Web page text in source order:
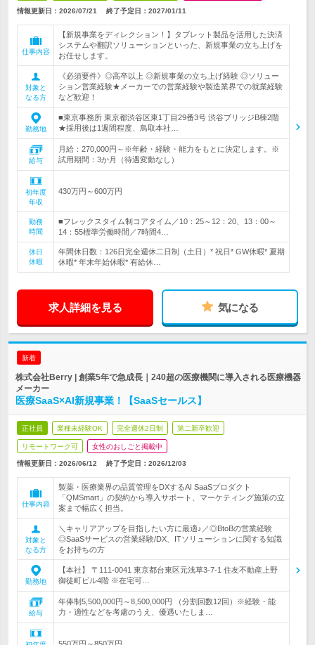
情報更新日：2026/07/21 終了予定日： 2027/01/11
仕事内容
【新規事業をディレクション！】タブレット製品を活用した決済
システムや翻訳ソリューションといった、新規事業の立ち上げを
お任せします。
対象と
なる方
《必須要件》◎高卒以上 ◎新規事業の立ち上げ経験 ◎ソリュー
ション営業経験★メーカーでの営業経験や製造業界での就業経験
など歓迎！
勤務地
■東京事務所 東京都渋谷区東1丁目29番3号 渋谷ブリッジB棟2階
★採用後は1週間程度、鳥取本社…
給与
月給：270,000円～※年齢・経験・能力をもとに決定します。※
試用期間：3か月（待遇変動なし）
初年度
年収
430万円～600万円
勤務
時間
■フレックスタイム制コアタイム／10：25～12：20、13：00～
14：55標準労働時間／7時間4…
休日
休暇
年間休日数：126日完全週休二日制（土日）* 祝日* GW休暇* 夏期
休暇* 年末年始休暇* 有給休…
求人詳細を見る 気になる
新着
株式会社Berry | 創業5年で急成長｜240超の医療機関に導入される医療機器
メーカー
医療SaaS×AI新規事業！【SaaSセールス】
正社員 業種未経験OK 完全週休2日制 第二新卒歓迎
リモートワーク可 女性のおしごと掲載中
情報更新日：2026/06/12 終了予定日： 2026/12/03
仕事内容
製薬・医療業界の品質管理をDXするAI SaaSプロダクト
「QMSmart」の契約から導入サポート、マーケティング施策の立
案まで幅広く担当。
対象と
なる方
＼キャリアアップを目指したい方に最適♪／◎BtoBの営業経験
◎SaaSサービスの営業経験/DX、ITソリューションに関する知識
をお持ちの方
勤務地
【本社】 〒111-0041 東京都台東区元浅草3-7-1 住友不動産上野
御徒町ビル4階 ※在宅可…
給与
年俸制5,500,000円～8,500,000円 （分割回数12回）※経験・能
力・適性などを考慮のうえ、優遇いたしま…
550万円～850万円